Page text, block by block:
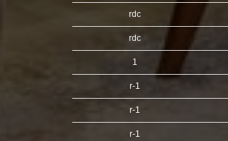
rdc
rdc
1
r-1
r-1
r-1